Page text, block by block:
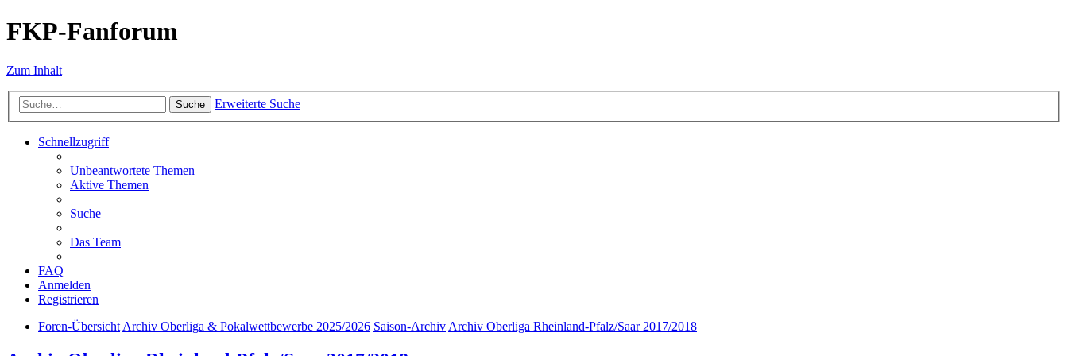
FKP-Fanforum
Zum Inhalt
Suche Erweiterte Suche
Schnellzugriff
Unbeantwortete Themen
Aktive Themen
Suche
Das Team
FAQ
Anmelden
Registrieren
Foren-ÜbersichtArchiv Oberliga & Pokalwettbewerbe 2025/2026 Saison-ArchivArchiv Oberliga Rheinland-Pfalz/Saar 2017/2018